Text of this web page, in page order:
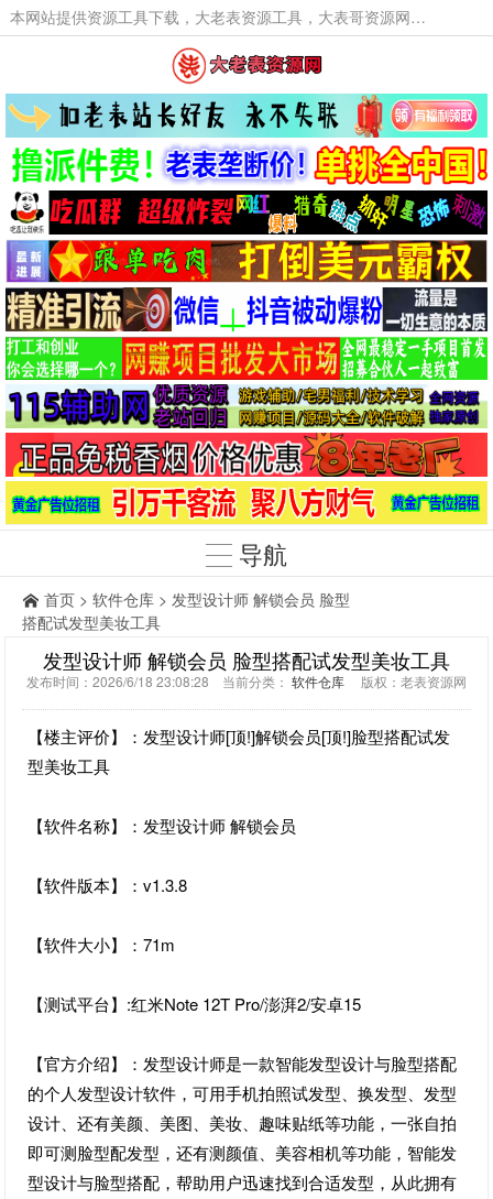
本网站提供资源工具下载，大老表资源工具，大表哥资源网软件工具，大老表资源下载，活动线报福利资源分享,活动线报，大型网游经典游戏，网络热门技术游戏辅助交流与分享。
导航
首页 > 软件仓库 > 发型设计师 解锁会员 脸型
搭配试发型美妆工具
发型设计师 解锁会员 脸型搭配试发型美妆工具
发布时间：2026/6/18 23:08:28 当前分类： 软件仓库 版权：老表资源网
【楼主评价】：发型设计师[顶!]解锁会员[顶!]脸型搭配试发
型美妆工具
【软件名称】：发型设计师 解锁会员
【软件版本】：v1.3.8
【软件大小】：71m
【测试平台】:红米Note 12T Pro/澎湃2/安卓15
【官方介绍】：发型设计师是一款智能发型设计与脸型搭配
的个人发型设计软件，可用手机拍照试发型、换发型、发型
设计、还有美颜、美图、美妆、趣味贴纸等功能，一张自拍
即可测脸型配发型，还有测颜值、美容相机等功能，智能发
型设计与脸型搭配，帮助用户迅速找到合适发型，从此拥有